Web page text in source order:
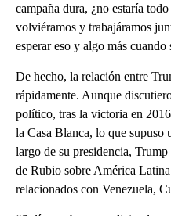
campaña dura, ¿no estaría
volviéramos y trabajáramos
esperar eso y algo más
De hecho, la relación entre
rápidamente. Aunque
político, tras la victoria en
la Casa Blanca, lo que
largo de su presidencia,
de Rubio sobre América
relacionados con Venezuela,